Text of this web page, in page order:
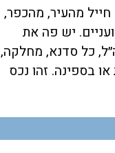
מהעיר, מהכפר,
ועניים. יש פה את
כל סדנא, מחלקה,
בספינה. זהו נכס